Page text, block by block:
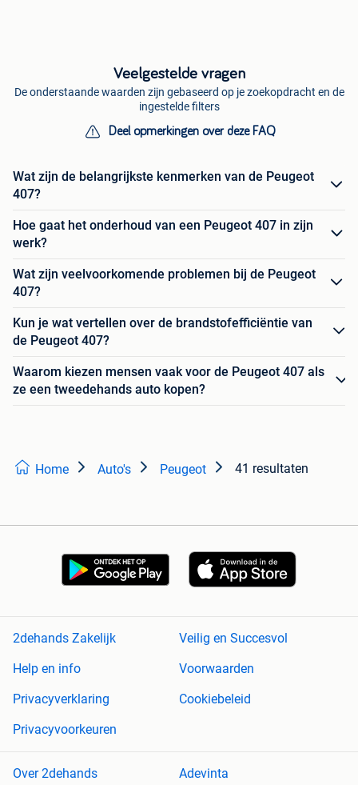
Veelgestelde vragen
De onderstaande waarden zijn gebaseerd op je zoekopdracht en de
ingestelde filters
Deel opmerkingen over deze FAQ
Wat zijn de belangrijkste kenmerken van de Peugeot
407?
Hoe gaat het onderhoud van een Peugeot 407 in zijn
werk?
Wat zijn veelvoorkomende problemen bij de Peugeot
407?
Kun je wat vertellen over de brandstofefficiëntie van
de Peugeot 407?
Waarom kiezen mensen vaak voor de Peugeot 407 als
ze een tweedehands auto kopen?
Home Auto's Peugeot 41 resultaten
2dehands Zakelijk
Veilig en Succesvol
Help en info
Voorwaarden
Privacyverklaring
Cookiebeleid
Privacyvoorkeuren
Over 2dehands Adevinta